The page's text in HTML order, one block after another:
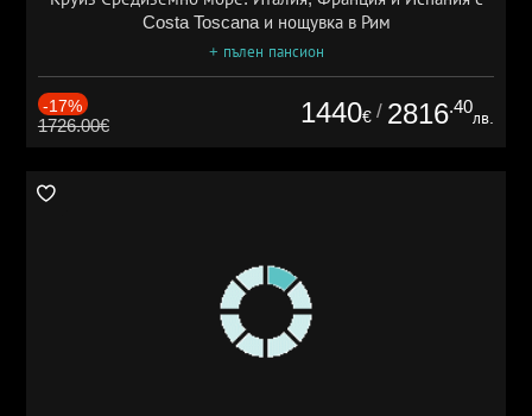
Costa Toscana и нощувка в Рим
+ пълен пансион
-17%
1726.00€ 1440€ / 2816.40
лв.